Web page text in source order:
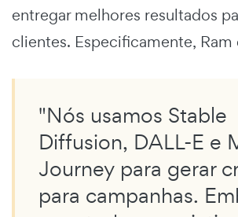
entregar melhores resultados
clientes. Especificamente, Ram
"Nós usamos Stable
Diffusion, DALL-E e
Journey para gerar
para campanhas.